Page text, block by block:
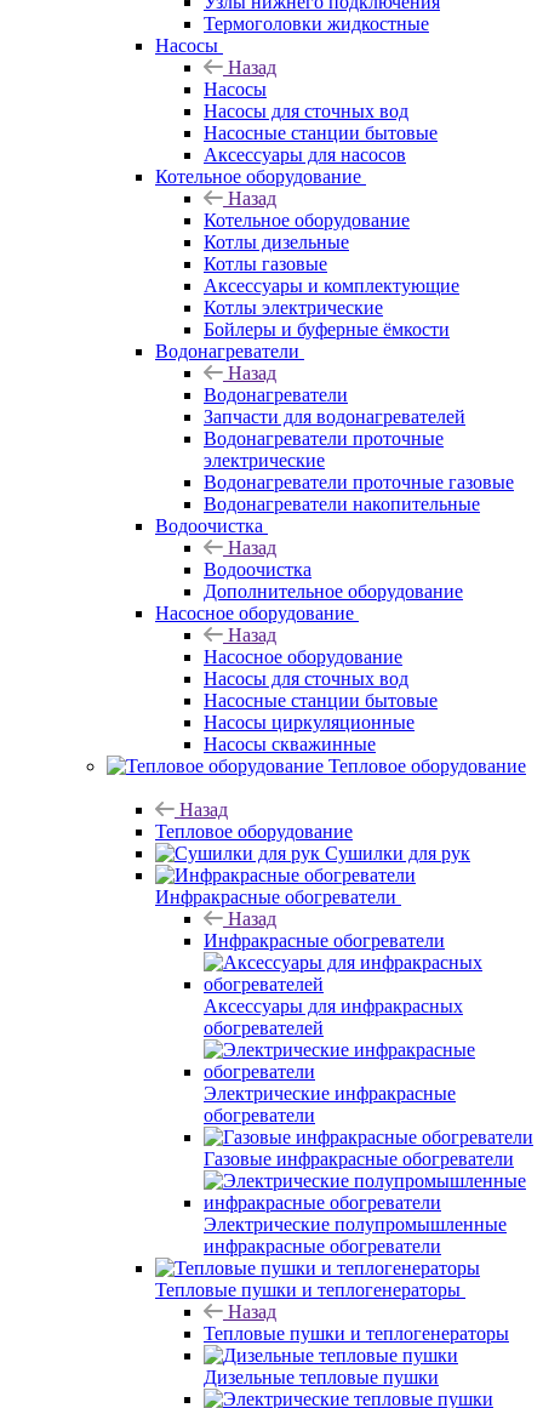
Термоголовки жидкостные
Насосы
Назад
Насосы
Насосы для сточных вод
Насосные станции бытовые
Аксессуары для насосов
Котельное оборудование
Назад
Котельное оборудование
Котлы дизельные
Котлы газовые
Аксессуары и комплектующие
Котлы электрические
Бойлеры и буферные ёмкости
Водонагреватели
Назад
Водонагреватели
Запчасти для водонагревателей
Водонагреватели проточные
электрические
Водонагреватели проточные газовые
Водонагреватели накопительные
Водоочистка
Назад
Водоочистка
Дополнительное оборудование
Насосное оборудование
Назад
Насосное оборудование
Насосы для сточных вод
Насосные станции бытовые
Насосы циркуляционные
Насосы скважинные
Тепловое оборудование
Назад
Тепловое оборудование
Сушилки для рук
Инфракрасные обогреватели
Назад
Инфракрасные обогреватели
Аксессуары для инфракрасных
обогревателей
Электрические инфракрасные
обогреватели
Газовые инфракрасные обогреватели
Электрические полупромышленные
инфракрасные обогреватели
Тепловые пушки и теплогенераторы
Назад
Тепловые пушки и теплогенераторы
Дизельные тепловые пушки